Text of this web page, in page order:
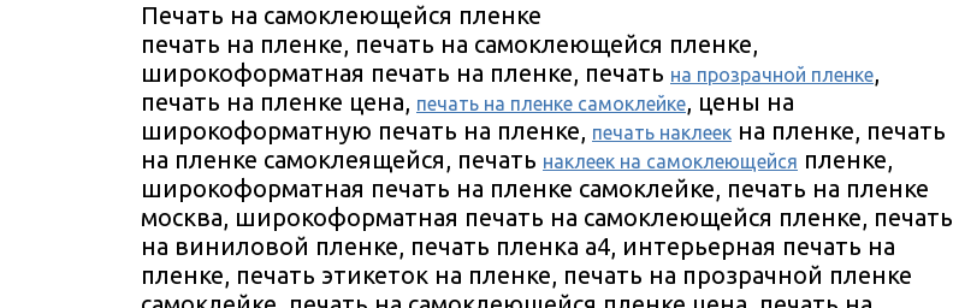
Печать на самоклеющейся пленке
печать на пленке, печать на самоклеющейся пленке,
широкоформатная печать на пленке, печать на прозрачной пленке,
печать на пленке цена, печать на пленке самоклейке, цены на
широкоформатную печать на пленке, печать наклеек на пленке, печать
на пленке самоклеящейся, печать наклеек на самоклеющейся пленке,
широкоформатная печать на пленке самоклейке, печать на пленке
москва, широкоформатная печать на самоклеющейся пленке, печать
на виниловой пленке, печать пленка а4, интерьерная печать на
пленке, печать этикеток на пленке, печать на прозрачной пленке